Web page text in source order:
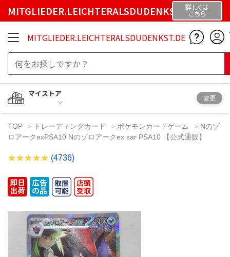
MITGLIEDER.LEICHTERALSDUDENKST.DE詳しくは
こちら
MITGLIEDER.LEICHTERALSDUDENKST.DE
マイストア
変更
TOP トレーディングカード ポケモンカードゲーム
Nのゾ
ロアークexPSA10 Nのゾロアークex sar PSA10 【公式通販】
(4736)